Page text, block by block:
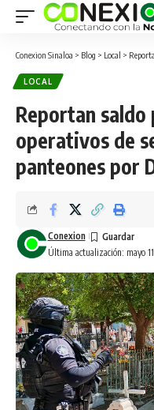
Conexion Sinaloa > Blog > Local > Reportan
LOCAL
Reportan
operativos de
panteones por
Última actualización: mayo
Conexion